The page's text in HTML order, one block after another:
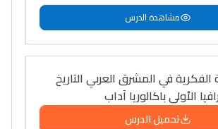
مشاهدة الدرس
الفكرية في المشرق العربي التاريخ
الأولى باكالوريا آداب
تحميل الدرس